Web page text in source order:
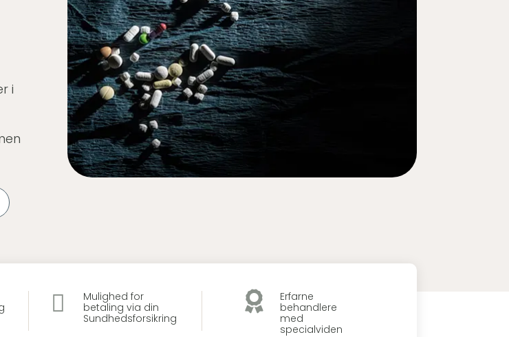
i

Mulighed for
betaling via din
Sundhedsforsikring

Erfarne
behandlere
med
specialviden